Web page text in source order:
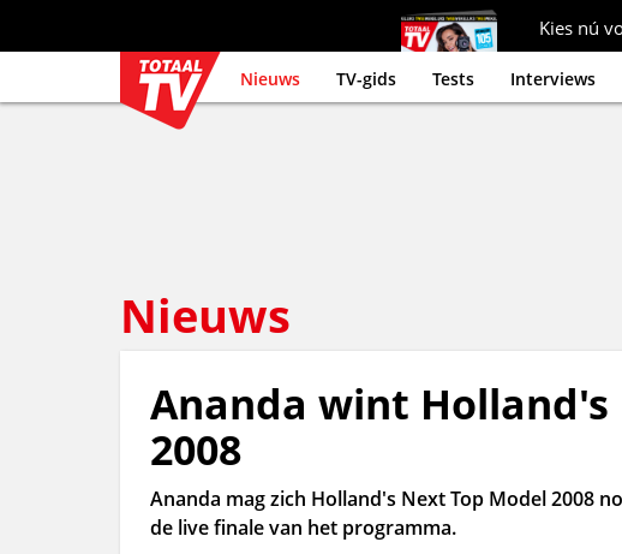
Kies nú
Nieuws TV-gids Tests Interviews
Nieuws
Ananda wint Holland's
2008
Ananda mag zich Holland's Next Top Model 2008
de live finale van het programma.